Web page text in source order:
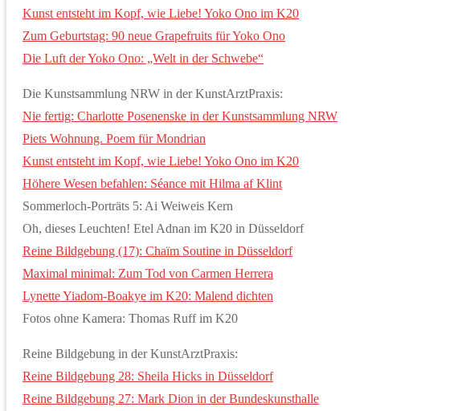
Kunst entsteht im Kopf, wie Liebe! Yoko Ono im K20
Zum Geburtstag: 90 neue Grapefruits für Yoko Ono
Die Luft der Yoko Ono: „Welt in der Schwebe“
Die Kunstsammlung NRW in der KunstArztPraxis:
Nie fertig: Charlotte Posenenske in der Kunstsammlung NRW
Piets Wohnung. Poem für Mondrian
Kunst entsteht im Kopf, wie Liebe! Yoko Ono im K20
Höhere Wesen befahlen: Séance mit Hilma af Klint
Sommerloch-Porträts 5: Ai Weiweis Kern
Oh, dieses Leuchten! Etel Adnan im K20 in Düsseldorf
Reine Bildgebung (17): Chaïm Soutine in Düsseldorf
Maximal minimal: Zum Tod von Carmen Herrera
Lynette Yiadom-Boakye im K20: Malend dichten
Fotos ohne Kamera: Thomas Ruff im K20
Reine Bildgebung in der KunstArztPraxis:
Reine Bildgebung 28: Sheila Hicks in Düsseldorf
Reine Bildgebung 27: Mark Dion in der Bundeskunsthalle